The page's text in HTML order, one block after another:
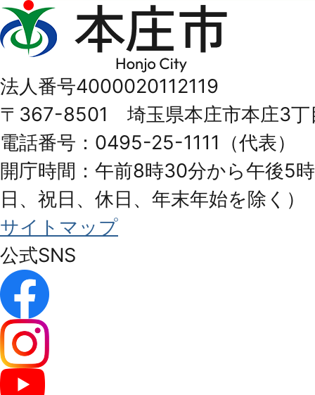
本
庄
Honjo
City
法人番号4000020112119
〒367-8501 埼玉県本庄市本庄3丁
電話番号：0495-25-1111（代表）
開庁時間：午前8時30分から午後5
日、祝日、休日、年末年始を除く）
サイトマップ
公式SNS